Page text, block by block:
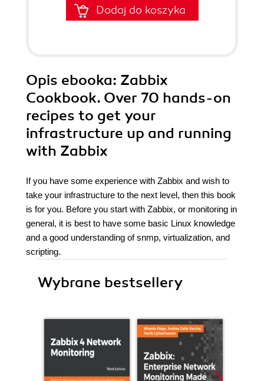
Dodaj do koszyka
Opis ebooka: Zabbix
Cookbook. Over 70 hands-on
recipes to get your
infrastructure up and running
with Zabbix
If you have some experience with Zabbix and wish to
take your infrastructure to the next level, then this book
is for you. Before you start with Zabbix, or monitoring in
general, it is best to have some basic Linux knowledge
and a good understanding of snmp, virtualization, and
scripting.
Wybrane bestsellery